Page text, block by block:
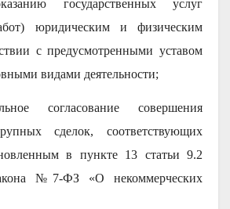
государственных услуг
юридическим и физическим
с предусмотренными уставом
видами деятельности;
согласование совершения
сделок, соответствующих
в пункте 13 статьи 9.2
№7-ФЗ «О некоммерческих